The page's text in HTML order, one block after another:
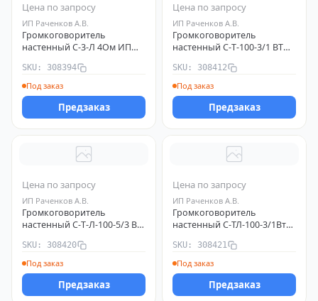
Цена по запросу
ИП Раченков А.В.
Громкоговоритель
настенный С-3-Л 4Ом ИП
SKU: 308394
Под заказ
Предзаказ
Цена по запросу
ИП Раченков А.В.
Громкоговоритель
настенный С-Т-100-3/1 ВТ
SKU: 308412
Под заказ
Предзаказ
Цена по запросу
ИП Раченков А.В.
Громкоговоритель
настенный С-Т-Л-100-5/3 ВТ
SKU: 308420
Под заказ
Предзаказ
Цена по запросу
ИП Раченков А.В.
Громкоговоритель
настенный С-ТЛ-100-3/1Вт
308421
SKU: 308421
Под заказ
Предзаказ